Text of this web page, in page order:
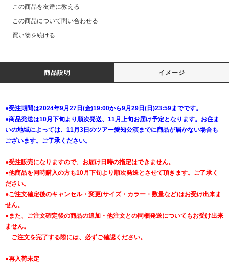
この商品を友達に教える
この商品について問い合わせる
買い物を続ける
商品説明 イメージ
●受注期間は2024年9月27日(金)19:00から9月29日(日)23:59までです。
●商品発送は10月下旬より順次発送、11月上旬お届け予定となります。お住ま
いの地域によっては、11月3日のツアー愛知公演までに商品が届かない場合も
ございます。ご了承ください。
●受注販売になりますので、お届け日時の指定はできません。
●他商品を同時購入の方も10月下旬より順次発送とさせて頂きます。ご了承く
ださい。
●ご注文確定後のキャンセル・変更(サイズ・カラー・数量など)はお受け出来ま
せん。
●また、ご注文確定後の商品の追加・他注文との同梱発送についてもお受け出来
ません。
ご注文を完了する際には、必ずご確認ください。
●再入荷未定